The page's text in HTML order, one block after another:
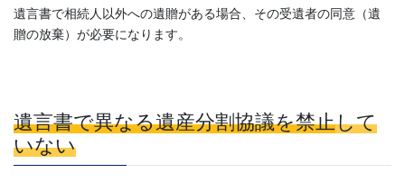
遺言書で相続人以外への遺贈がある場合、その受遺者の同意（遺
贈の放棄）が必要になります。
遺言書で異なる遺産分割協議を禁止して
いない